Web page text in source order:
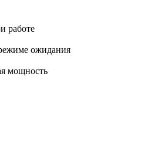
работе
ожидания
мощность